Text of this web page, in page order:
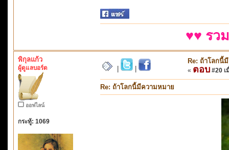
♥♥ รว
พิกุลแก้ว
ผู้ดูแลบอร์ด
ออฟไลน์
กระทู้: 1069
Re: ถ้าโลกนี้
« ตอบ #20 เ
Re: ถ้าโลกนี้มีความหมาย